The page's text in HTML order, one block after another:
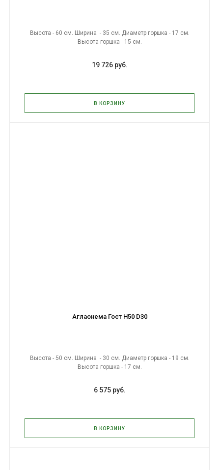
Высота - 60 см. Ширина - 35 см. Диаметр горшка - 17 см.
Высота горшка - 15 см.
19 726 руб.
В КОРЗИНУ
Аглаонема Гост H50 D30
Высота - 50 см. Ширина - 30 см. Диаметр горшка - 19 см.
Высота горшка - 17 см.
6 575 руб.
В КОРЗИНУ